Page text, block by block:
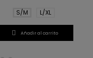
S/M L/XL
 Añadir al carrito